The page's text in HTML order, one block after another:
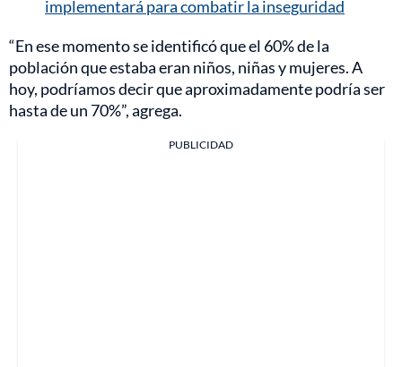
implementará para combatir la inseguridad
“En ese momento se identificó que el 60% de la
población que estaba eran niños, niñas y mujeres. A
hoy, podríamos decir que aproximadamente podría ser
hasta de un 70%”, agrega.
PUBLICIDAD